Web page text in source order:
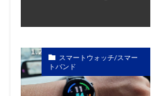
スマートウォッチ/スマー
トバンド